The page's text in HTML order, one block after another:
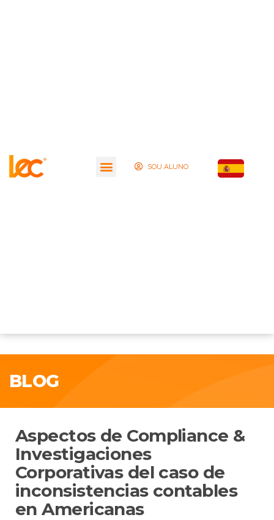
SOU ALUNO
BLOG
Aspectos de Compliance &
Investigaciones
Corporativas del caso de
inconsistencias contables
en Americanas